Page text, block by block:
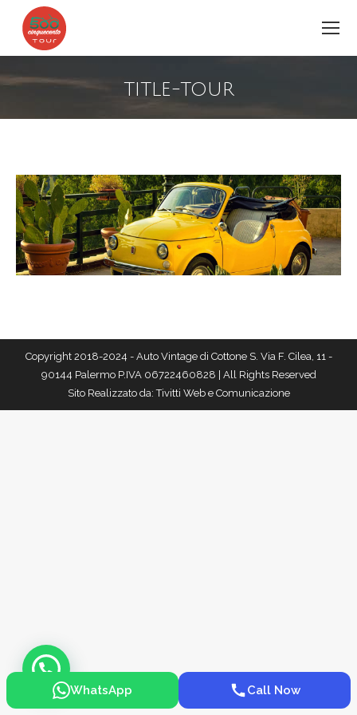
TITLE-TOUR
Copyright 2018-2024 - Auto Vintage di Cottone S. Via F. Cilea, 11 -
90144 Palermo P.IVA 06722460828 | All Rights Reserved
Sito Realizzato da:Tivitti Web e Comunicazione
WhatsApp Call Now